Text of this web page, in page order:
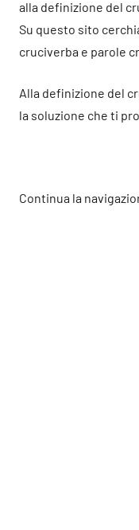
alla definizione del
Su questo sito
cruciverba e parole
Alla definizione del
la soluzione che ti
Continua la